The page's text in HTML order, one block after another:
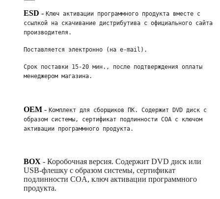
ESD - Ключ активации программного продукта вместе с
ссылкой на скачивание дистрибутива с официального сайта
производителя.
Поставляется электронно (на e-mail).
Срок поставки 15-20 мин., после подтверждения оплаты
менеджером магазина.
OEM - Комплект для сборщиков ПК. Содержит DVD диск с
образом системы, сертификат подлинности COA с ключом
активации программного продукта.
BOX - Коробочная версия. Содержит DVD диск или
USB-флешку с образом системы, сертификат
подлинности COA, ключ активации программного
продукта.